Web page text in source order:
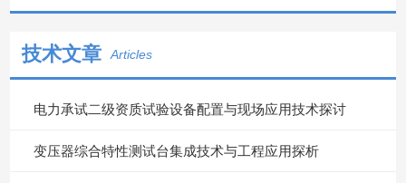
技术文章 Articles
电力承试二级资质试验设备配置与现场应用技术探讨
变压器综合特性测试台集成技术与工程应用探析